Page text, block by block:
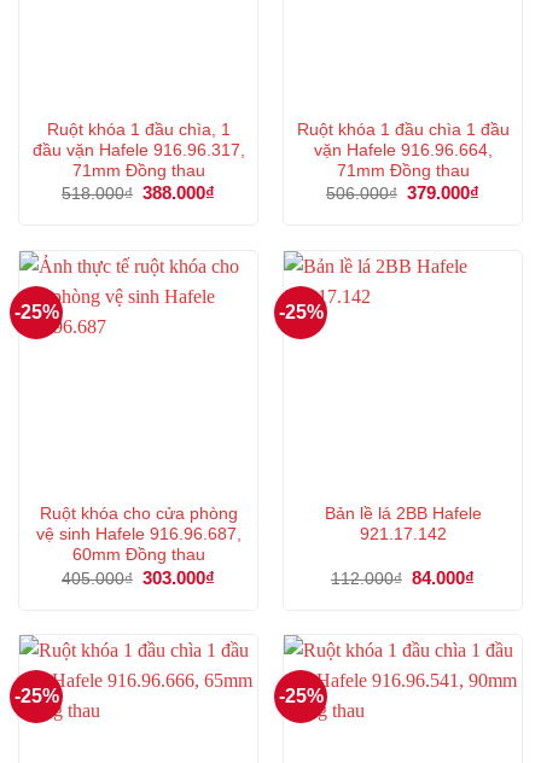
Ruột khóa 1 đầu chìa, 1
đầu vặn Hafele 916.96.317,
71mm Đồng thau
518.000₫ Giá
388.000₫
388.000₫.
Ruột khóa 1 đầu chìa 1 đầu
vặn Hafele 916.96.664,
71mm Đồng thau
506.000₫ Giá
379.000₫
-25%
Ruột khóa cho cửa phòng
vệ sinh Hafele 916.96.687,
60mm Đồng thau
405.000₫ Giá
303.000₫
303.000₫.
-25%
Bản lề lá 2BB Hafele
921.17.142
112.000₫ Giá
84.000₫
84.000₫.
-25% -25%